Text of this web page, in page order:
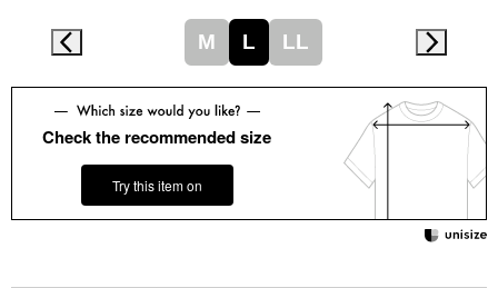
財布／コイン
革小物
M L LL
Check the recommended size
Try this item on